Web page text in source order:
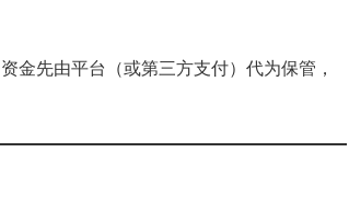
金先由平台（或第三方支付）代为保管，